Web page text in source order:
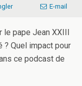
E-mail
le pape Jean XXIII
? Quel impact pour
ce podcast de